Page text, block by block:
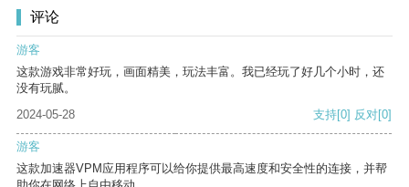
评论
游客
这款游戏非常好玩，画面精美，玩法丰富。我已经玩了好几个小时，还
没有玩腻。
2024-05-28
支持[0] 反对[0]
游客
这款加速器VPM应用程序可以给你提供最高速度和安全性的连接，并帮